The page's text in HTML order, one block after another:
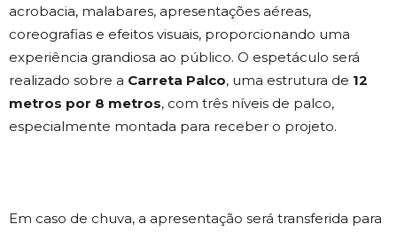
acrobacia, malabares, apresentações aéreas,
coreografias e efeitos visuais, proporcionando uma
experiência grandiosa ao público. O espetáculo será
realizado sobre a Carreta Palco, uma estrutura de 12
metros por 8 metros, com três níveis de palco,
especialmente montada para receber o projeto.
Em caso de chuva, a apresentação será transferida para